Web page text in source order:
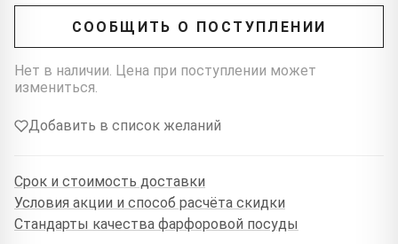
СООБЩИТЬ О ПОСТУПЛЕНИИ
Нет в наличии. Цена при поступлении может
измениться.
Добавить в список желаний
Срок и стоимость доставки
Условия акции и способ расчёта скидки
Стандарты качества фарфоровой посуды